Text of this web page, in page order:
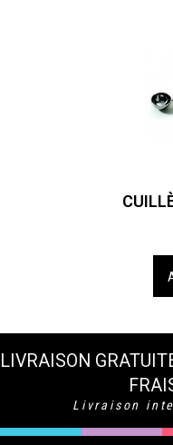
LIVRAISON
Livraison